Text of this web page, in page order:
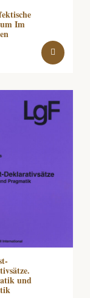
Im
und